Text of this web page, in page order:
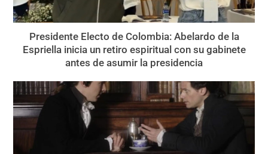
Presidente Electo de Colombia: Abelardo de la
Espriella inicia un retiro espiritual con su gabinete
antes de asumir la presidencia